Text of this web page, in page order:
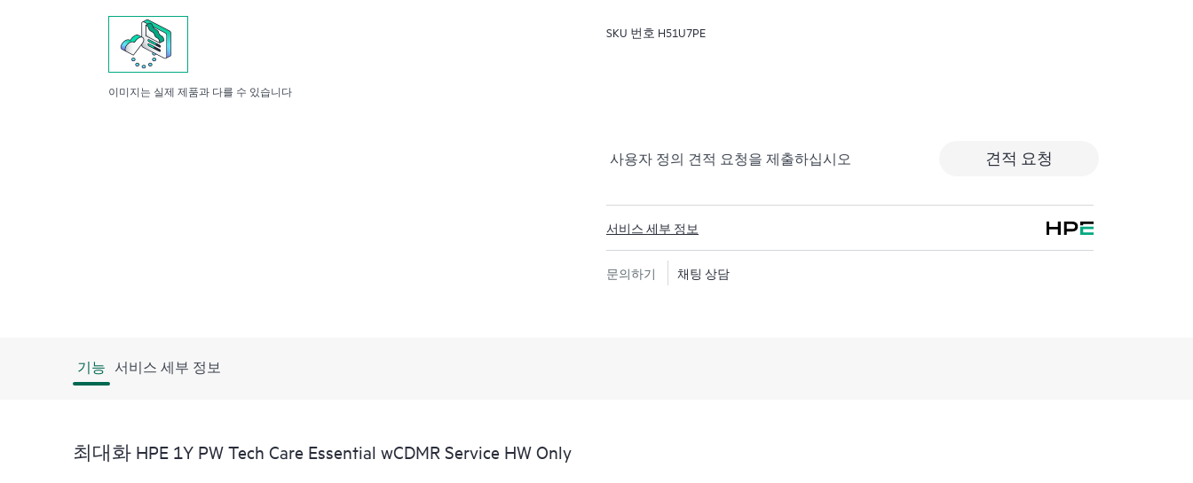
이미지는 실제 제품과 다를 수 있습니다
지원하고, 일반적인 기술 관련 지원을 제공합니다. HPE Tech Care 서비스 고객
안내를 제공함으로써 기존의 지원을 넘어섭니다.
HPE Tech Care 서비스에는 기존의 기술 지원에 더해 HPE 제품, 서비스, 사례에
대한 실행 가능한 데이터와 HPE Tech Care 서비스 하에 지원되는 지원 계약을
제공하는 개선되고 개인화된 디지털 경험인 HPE 서비스 포털 액세스가 포함
SKU 번호 H51U7PE
사용자 정의 견적 요청을 제출하십시오 견적 요청
서비스 세부 정보
문의하기 채팅 상담
기능 서비스 세부 정보
최대화 HPE 1Y PW Tech Care Essential wCDMR Service HW Only